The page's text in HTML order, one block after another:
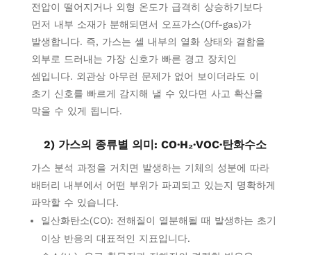
전압이 떨어지거나 외형 온도가 급격히 상승하기보다
먼저 내부 소재가 분해되면서 오프가스(Off-gas)가
발생합니다. 즉, 가스는 셀 내부의 열화 상태와 결함을
외부로 드러내는 가장 신호가 빠른 경고 장치인
셈입니다. 외관상 아무런 문제가 없어 보이더라도 이
초기 신호를 빠르게 감지해 낼 수 있다면 사고 확산을
막을 수 있게 됩니다.
2) 가스의 종류별 의미: CO·H₂·VOC·탄화수소
가스 분석 과정을 거치면 발생하는 기체의 성분에 따라
배터리 내부에서 어떤 부위가 파괴되고 있는지 명확하게
파악할 수 있습니다.
일산화탄소(CO): 전해질이 열분해될 때 발생하는 초기
이상 반응의 대표적인 지표입니다.